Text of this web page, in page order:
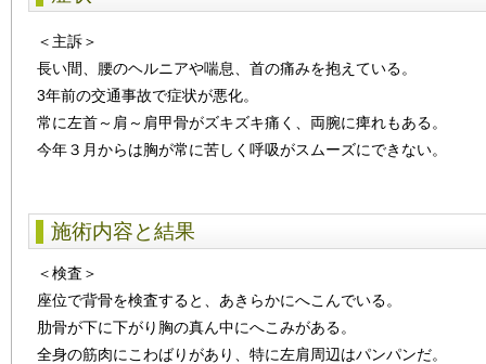
＜主訴＞
長い間、腰のヘルニアや喘息、首の痛みを抱えている。
3年前の交通事故で症状が悪化。
常に左首～肩～肩甲骨がズキズキ痛く、両腕に痺れもある。
今年３月からは胸が常に苦しく呼吸がスムーズにできない。
施術内容と結果
＜検査＞
座位で背骨を検査すると、あきらかにへこんでいる。
肋骨が下に下がり胸の真ん中にへこみがある。
全身の筋肉にこわばりがあり、特に左肩周辺はパンパンだ。